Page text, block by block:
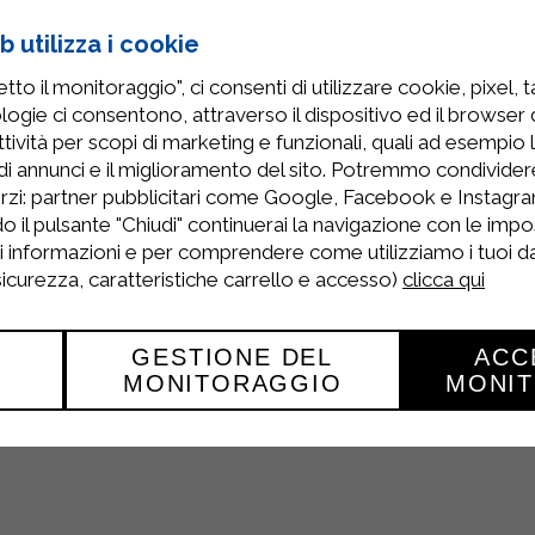
Stand 1010 Hall 1, la quattordicesima fiera del cibo,
29 Settembre 2017.
per iprodotti alimentari, per lebevande, per gli
perdere : offre la possibilità di toccare, sentire e
tra questi. Vieni a trovarci!
utilizza i cookie
il monitoraggio", ci consenti di utilizzare cookie, pixel,
ci consentono, attraverso il dispositivo ed il browser
per scopi di marketing e funzionali, quali ad esempio
annunci e il miglioramento del sito. Potremmo
partner pubblicitari come Google, Facebook e
il pulsante "Chiudi" continuerai la navigazione con le
informazioni e per comprendere come utilizziamo i tuoi
caratteristiche carrello e accesso) clicca qui
GESTIONE DEL
MONITORAGGIO